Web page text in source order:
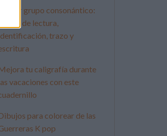
Primer grupo consonántico:
Fichas de lectura,
trazo y
tu caligrafía durante
vacaciones con este
para colorear de las
K pop